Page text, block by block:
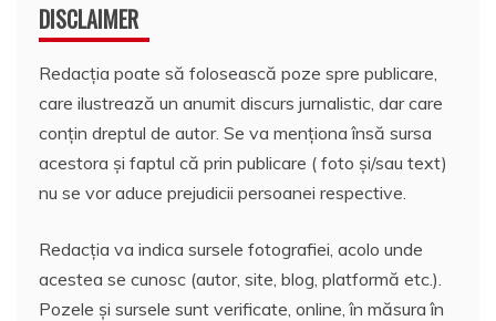
DISCLAIMER
Redacția poate să folosească poze spre publicare,
care ilustrează un anumit discurs jurnalistic, dar care
conțin dreptul de autor. Se va menționa însă sursa
acestora și faptul că prin publicare ( foto și/sau text)
nu se vor aduce prejudicii persoanei respective.
Redacția va indica sursele fotografiei, acolo unde
acestea se cunosc (autor, site, blog, platformă etc.).
Pozele și sursele sunt verificate, online, în măsura în